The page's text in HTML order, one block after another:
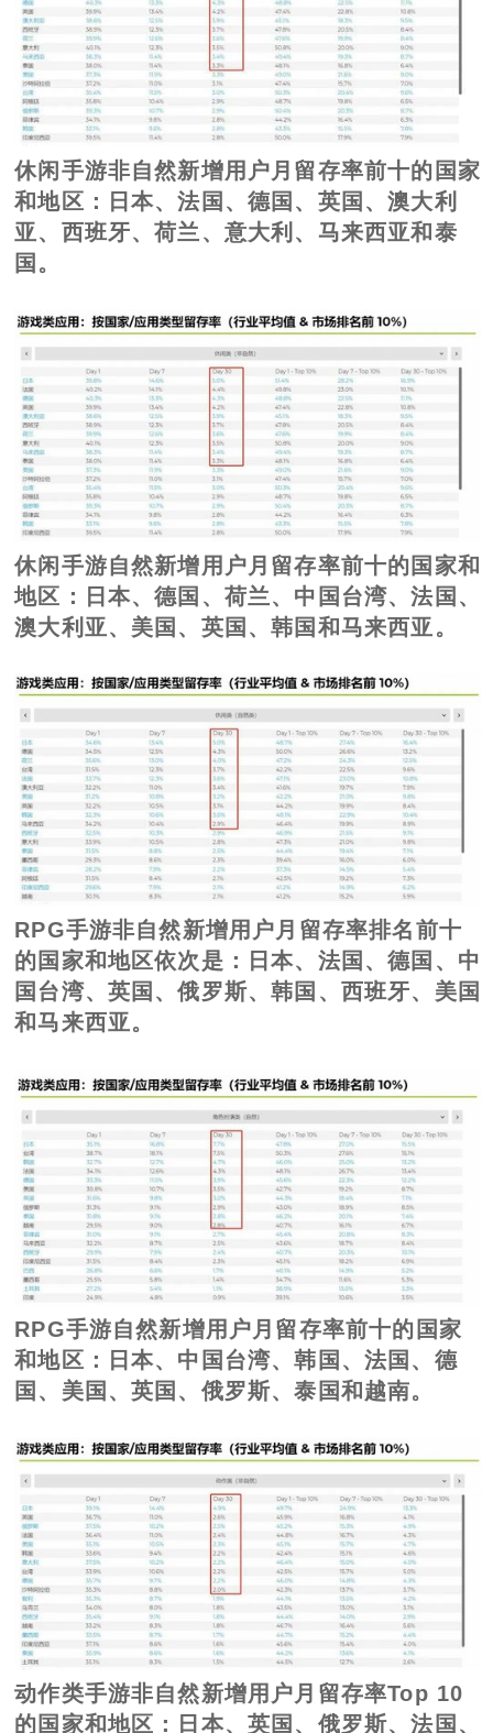
休闲手游非自然新增用户月留存率前十的国家
和地区：日本、法国、德国、英国、澳大利
亚、西班牙、荷兰、意大利、马来西亚和泰
国。
休闲手游自然新增用户月留存率前十的国家和
地区：日本、德国、荷兰、中国台湾、法国、
澳大利亚、美国、英国、韩国和马来西亚。
RPG手游非自然新增用户月留存率排名前十
的国家和地区依次是：日本、法国、德国、中
国台湾、英国、俄罗斯、韩国、西班牙、美国
和马来西亚。
RPG手游自然新增用户月留存率前十的国家
和地区：日本、中国台湾、韩国、法国、德
国、美国、英国、俄罗斯、泰国和越南。
动作类手游非自然新增用户月留存率Top 10
的国家和地区：日本、英国、俄罗斯、法国、